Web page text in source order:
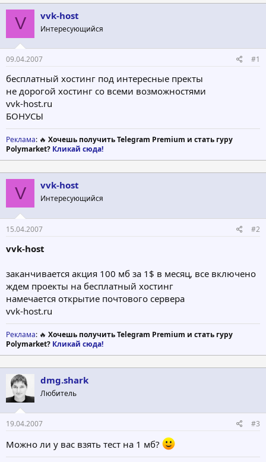
т
о
р
т
е
м
т
а
н
ч
а
V vvk-host
Интересующийся
09.04.2007 #1
бесплатный хостинг под интересные пректы
не дорогой хостинг со всеми возможностями
vvk-host.ru
БОНУСЫ
Реклама: 🔥 Хочешь получить Telegram Premium и стать гуру
Polymarket? Кликай сюда!
V vvk-host
Интересующийся
15.04.2007 #2
vvk-host
заканчивается акция 100 мб за 1$ в месяц, все включено
ждем проекты на бесплатный хостинг
намечается открытие почтового сервера
vvk-host.ru
Реклама: 🔥 Хочешь получить Telegram Premium и стать гуру
Polymarket? Кликай сюда!
dmg.shark
Любитель
19.04.2007 #3
Можно ли у вас взять тест на 1 мб?